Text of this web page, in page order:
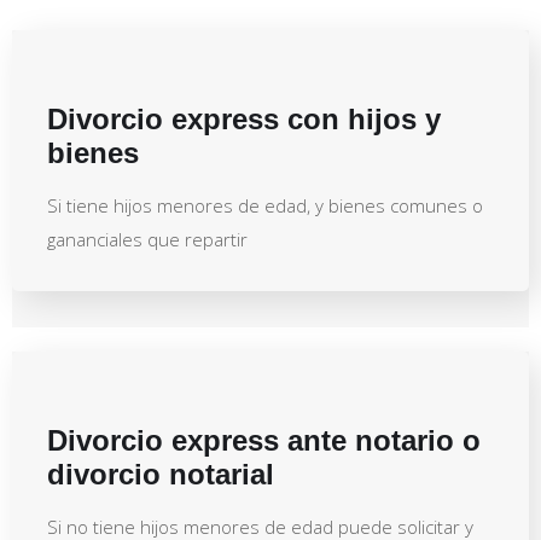
Divorcio express con hijos y
bienes
Si tiene hijos menores de edad, y bienes comunes o
gananciales que repartir
Divorcio express ante notario o
divorcio notarial
Si no tiene hijos menores de edad puede solicitar y